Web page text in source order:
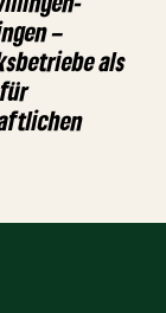
–
als